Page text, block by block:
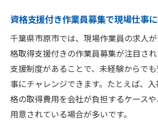
資格支援付き作業員募集で現場仕事
千葉県市原市では、現場作業員の求人
格取得支援付きの作業員募集が注目さ
支援制度があることで、未経験からで
事にチャレンジできます。たとえば、
格の取得費用を会社が負担するケース
用意されている場合が多いです。